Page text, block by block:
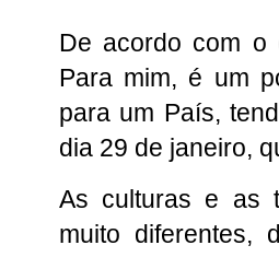
De acordo com o
Para mim, é um
para um País,
dia 29 de janeiro,
As culturas e as
muito diferentes,